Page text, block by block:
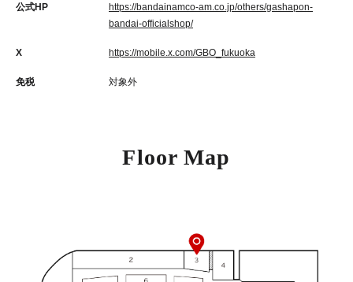
公式HP
https://bandainamco-am.co.jp/others/gashapon-
bandai-officialshop/
X https://mobile.x.com/GBO_fukuoka
免税 対象外
Floor Map